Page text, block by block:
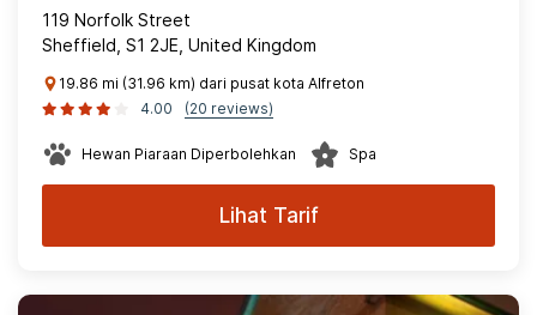
119 Norfolk Street
Sheffield, S1 2JE, United Kingdom
19.86 mi (31.96 km) dari pusat kota Alfreton
4.00
(20 reviews)
Hewan Piaraan Diperbolehkan Spa
Lihat Tarif